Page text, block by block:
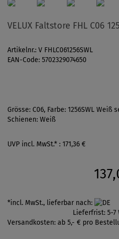
VELUX Faltstore FHL C06
Artikelnr.: V FHLC061256SWL
EAN-Code: 5702329074650
Grösse: C06, Farbe: 1256SWL
Schienen: Weiß
UVP incl. MwSt.* : 171,36 €
*incl. MwSt., lieferbar nach:
Lieferfrist: 5-7
Versandkosten: ab 5,- € pro